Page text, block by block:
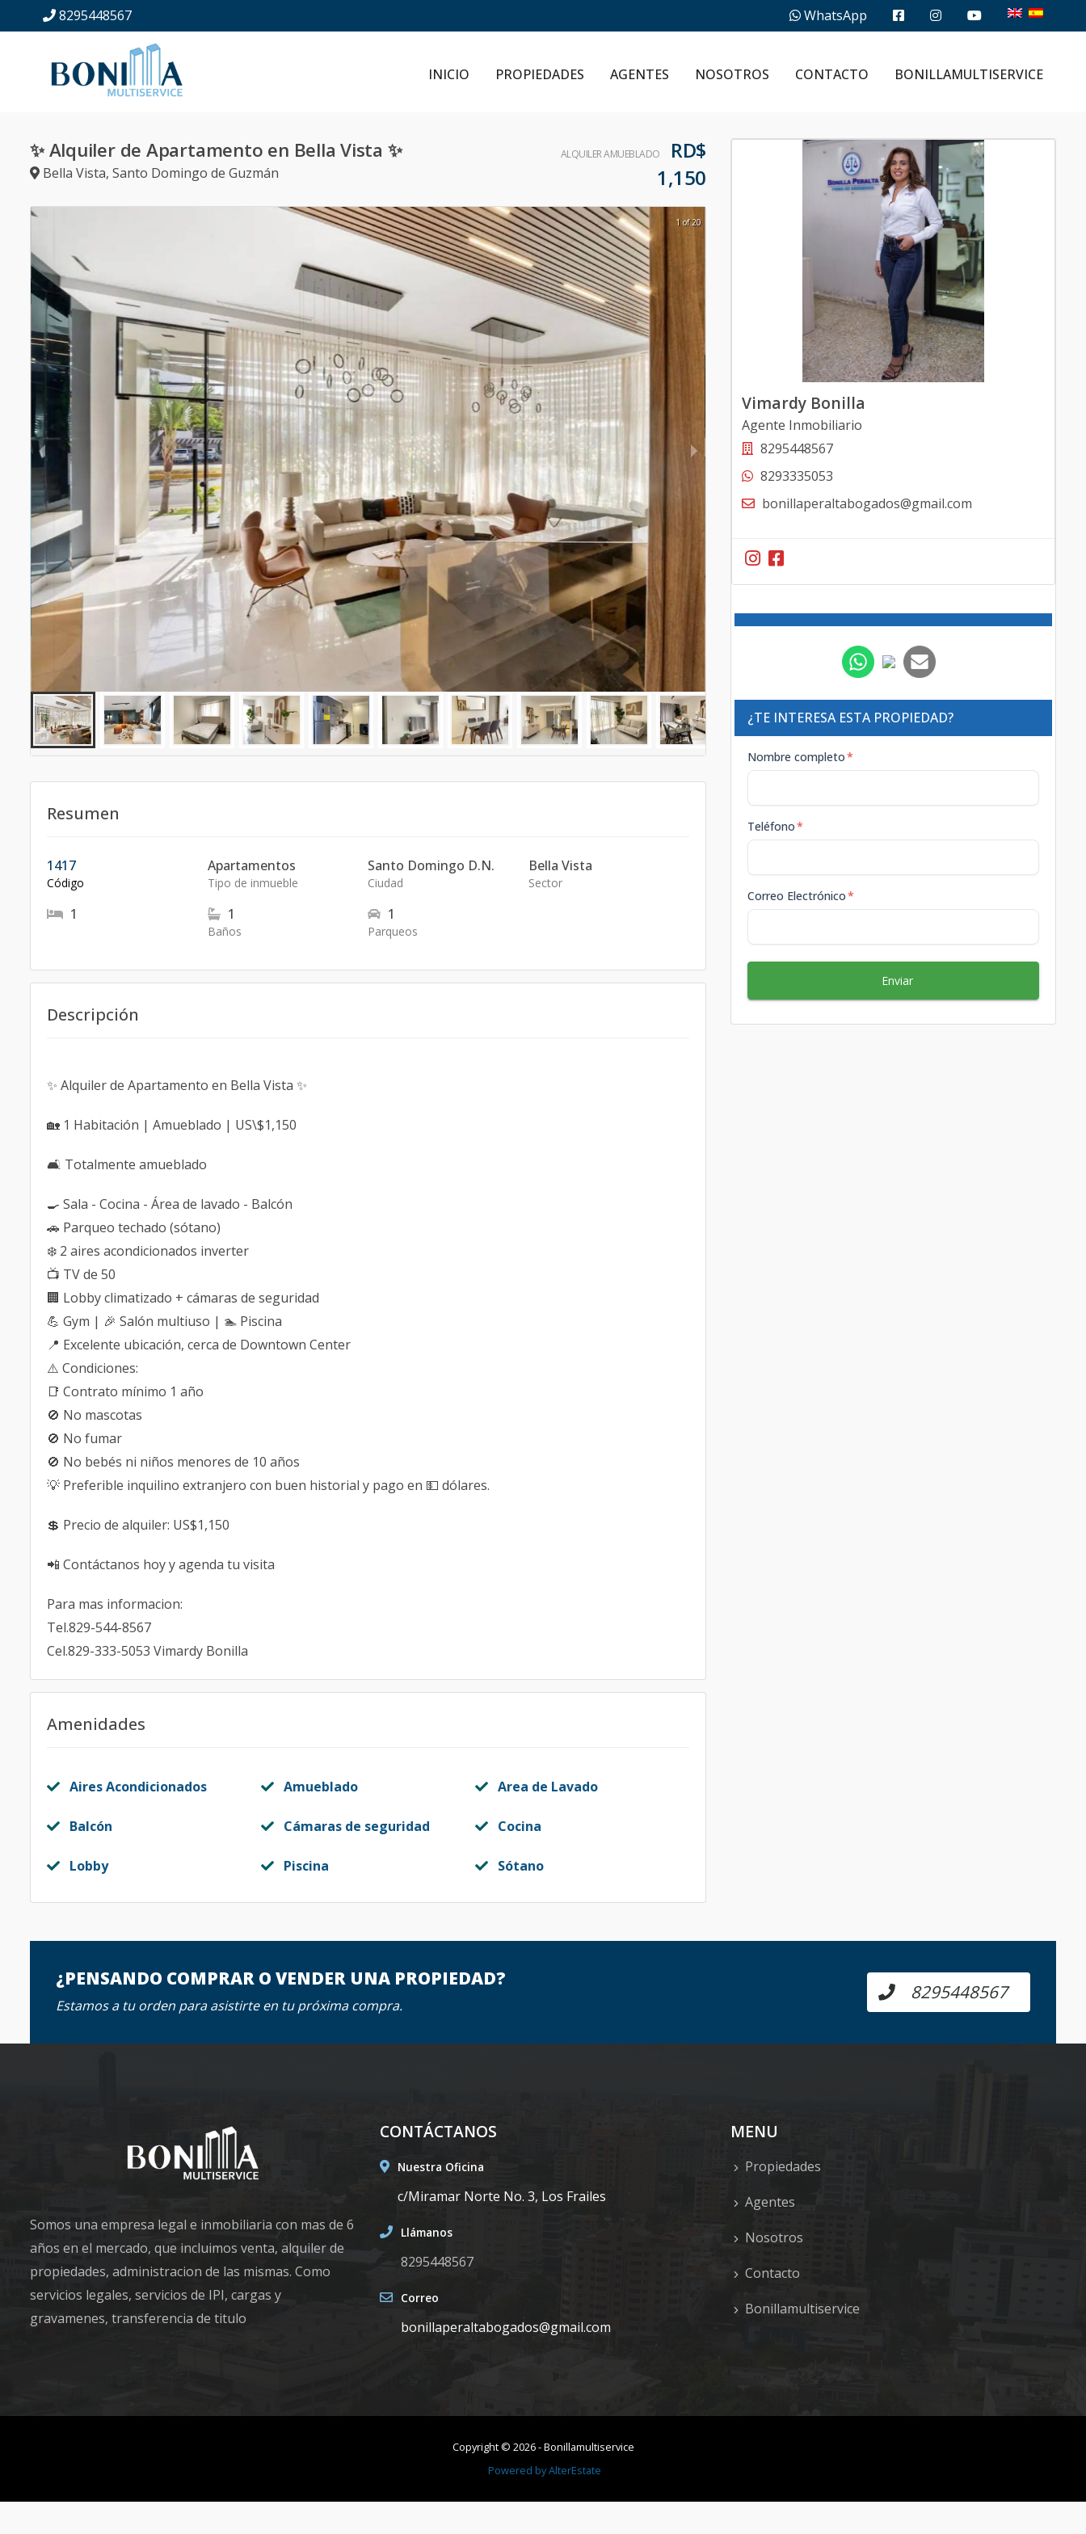
8295448567 WhatsApp
INICIO PROPIEDADES AGENTES NOSOTROS CONTACTO BONILLAMULTISERVICE
✨ Alquiler de Apartamento en Bella Vista ✨
Bella Vista, Santo Domingo de Guzmán
ALQUILER AMUEBLADO
RD$
1,150
1 of 20
Resumen
1417
Código
Apartamentos
Tipo de inmueble
Santo Domingo D.N.
Ciudad
Bella Vista
Sector
1 1
Baños
1
Parqueos
Descripción
✨ Alquiler de Apartamento en Bella Vista ✨
🏡 1 Habitación | Amueblado | US\$1,150
🛋️ Totalmente amueblado
🍳 Sala - Cocina - Área de lavado - Balcón
🚗 Parqueo techado (sótano)
❄️ 2 aires acondicionados inverter
📺 TV de 50
🏢 Lobby climatizado + cámaras de seguridad
💪 Gym | 🎉 Salón multiuso | 🏊 Piscina
📍 Excelente ubicación, cerca de Downtown Center
⚠️ Condiciones:
📑 Contrato mínimo 1 año
🚫 No mascotas
🚫 No fumar
🚫 No bebés ni niños menores de 10 años
💡 Preferible inquilino extranjero con buen historial y pago en 💵 dólares.
💲 Precio de alquiler: US$1,150
📲 Contáctanos hoy y agenda tu visita
Para mas informacion:
Tel.829-544-8567
Cel.829-333-5053 Vimardy Bonilla
Amenidades
Aires Acondicionados Amueblado Area de Lavado
Balcón Cámaras de seguridad Cocina
Lobby Piscina Sótano
Vimardy Bonilla
Agente Inmobiliario
8295448567
8293335053
bonillaperaltabogados@gmail.com
¿TE INTERESA ESTA PROPIEDAD?
Nombre completo*
Teléfono*
Correo Electrónico*
Enviar
¿PENSANDO COMPRAR O VENDER UNA PROPIEDAD?
Estamos a tu orden para asistirte en tu próxima compra.
8295448567
Somos una empresa legal e inmobiliaria con mas de 6
años en el mercado, que incluimos venta, alquiler de
propiedades, administracion de las mismas. Como
servicios legales, servicios de IPI, cargas y
gravamenes, transferencia de titulo
CONTÁCTANOS
Nuestra Oficina
c/Miramar Norte No. 3, Los Frailes
Llámanos
8295448567
Correo
bonillaperaltabogados@gmail.com
MENU
Propiedades
Agentes
Nosotros
Contacto
Bonillamultiservice
Copyright © 2026-Bonillamultiservice
Powered byAlterEstate